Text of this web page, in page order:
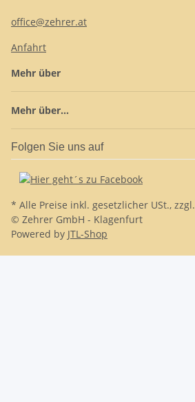
office@zehrer.at
Anfahrt
Mehr über
Mehr über...
Folgen Sie uns auf
* Alle Preise inkl. gesetzlicher USt., zzgl.
© Zehrer GmbH - Klagenfurt
Powered by JTL-Shop